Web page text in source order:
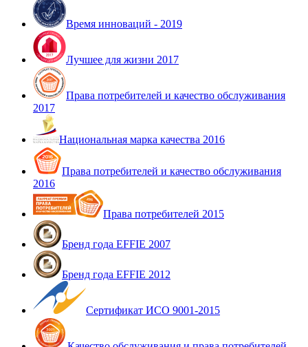
Время инноваций - 2019
Лучшее для жизни 2017
Права потребителей и качество обслуживания
2017
Национальная марка качества 2016
Права потребителей и качество обслуживания
2016
Права потребителей 2015
Бренд года EFFIE 2007
Бренд года EFFIE 2012
Сертификат ИСО 9001-2015